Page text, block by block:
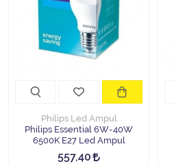
Halojen Off Road Rally Ampulü
Motosiklet Halojen Far Ampulü
Kamyon Halojen Far Ampulü
Kamyon Gösterge Ampulü
Philips Led Ampul
Philips Essential 6W-40W
6500K E27 Led Ampul
557,40